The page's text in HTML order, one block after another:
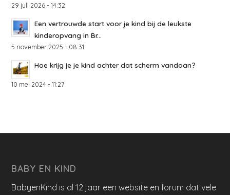
29 juli 2026 - 14:32
Een vertrouwde start voor je kind bij de leukste
kinderopvang in Br...
5 november 2025 - 08:31
Hoe krijg je je kind achter dat scherm vandaan?
10 mei 2024 - 11:27
BABY EN KIND
BabyenKind is al 12 jaar een website en forum dat vele